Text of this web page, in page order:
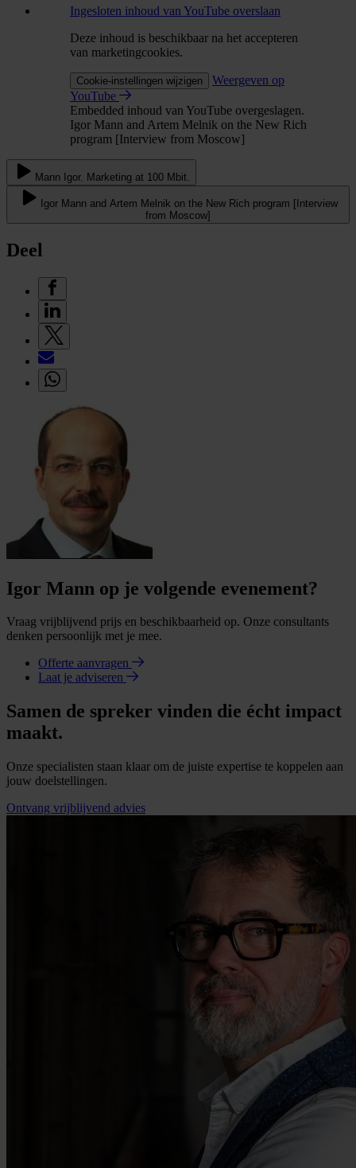
Ingesloten inhoud van YouTube overslaan
Deze inhoud is beschikbaar na het accepteren
van marketingcookies.
Cookie-instellingen wijzigen
Weergeven op
YouTube
Embedded inhoud van YouTube overgeslagen.
Igor Mann and Artem Melnik on the New Rich
program [Interview from Moscow]
Mann Igor. Marketing at 100 Mbit.
Igor Mann and Artem Melnik on the New Rich program [Interview
from Moscow]
Deel
Igor Mann op je volgende evenement?
Vraag vrijblijvend prijs en beschikbaarheid op. Onze consultants
denken persoonlijk met je mee.
Offerte aanvragen
Laat je adviseren
Samen de spreker vinden die écht impact
maakt.
Onze specialisten staan klaar om de juiste expertise te koppelen aan
jouw doelstellingen.
Ontvang vrijblijvend advies